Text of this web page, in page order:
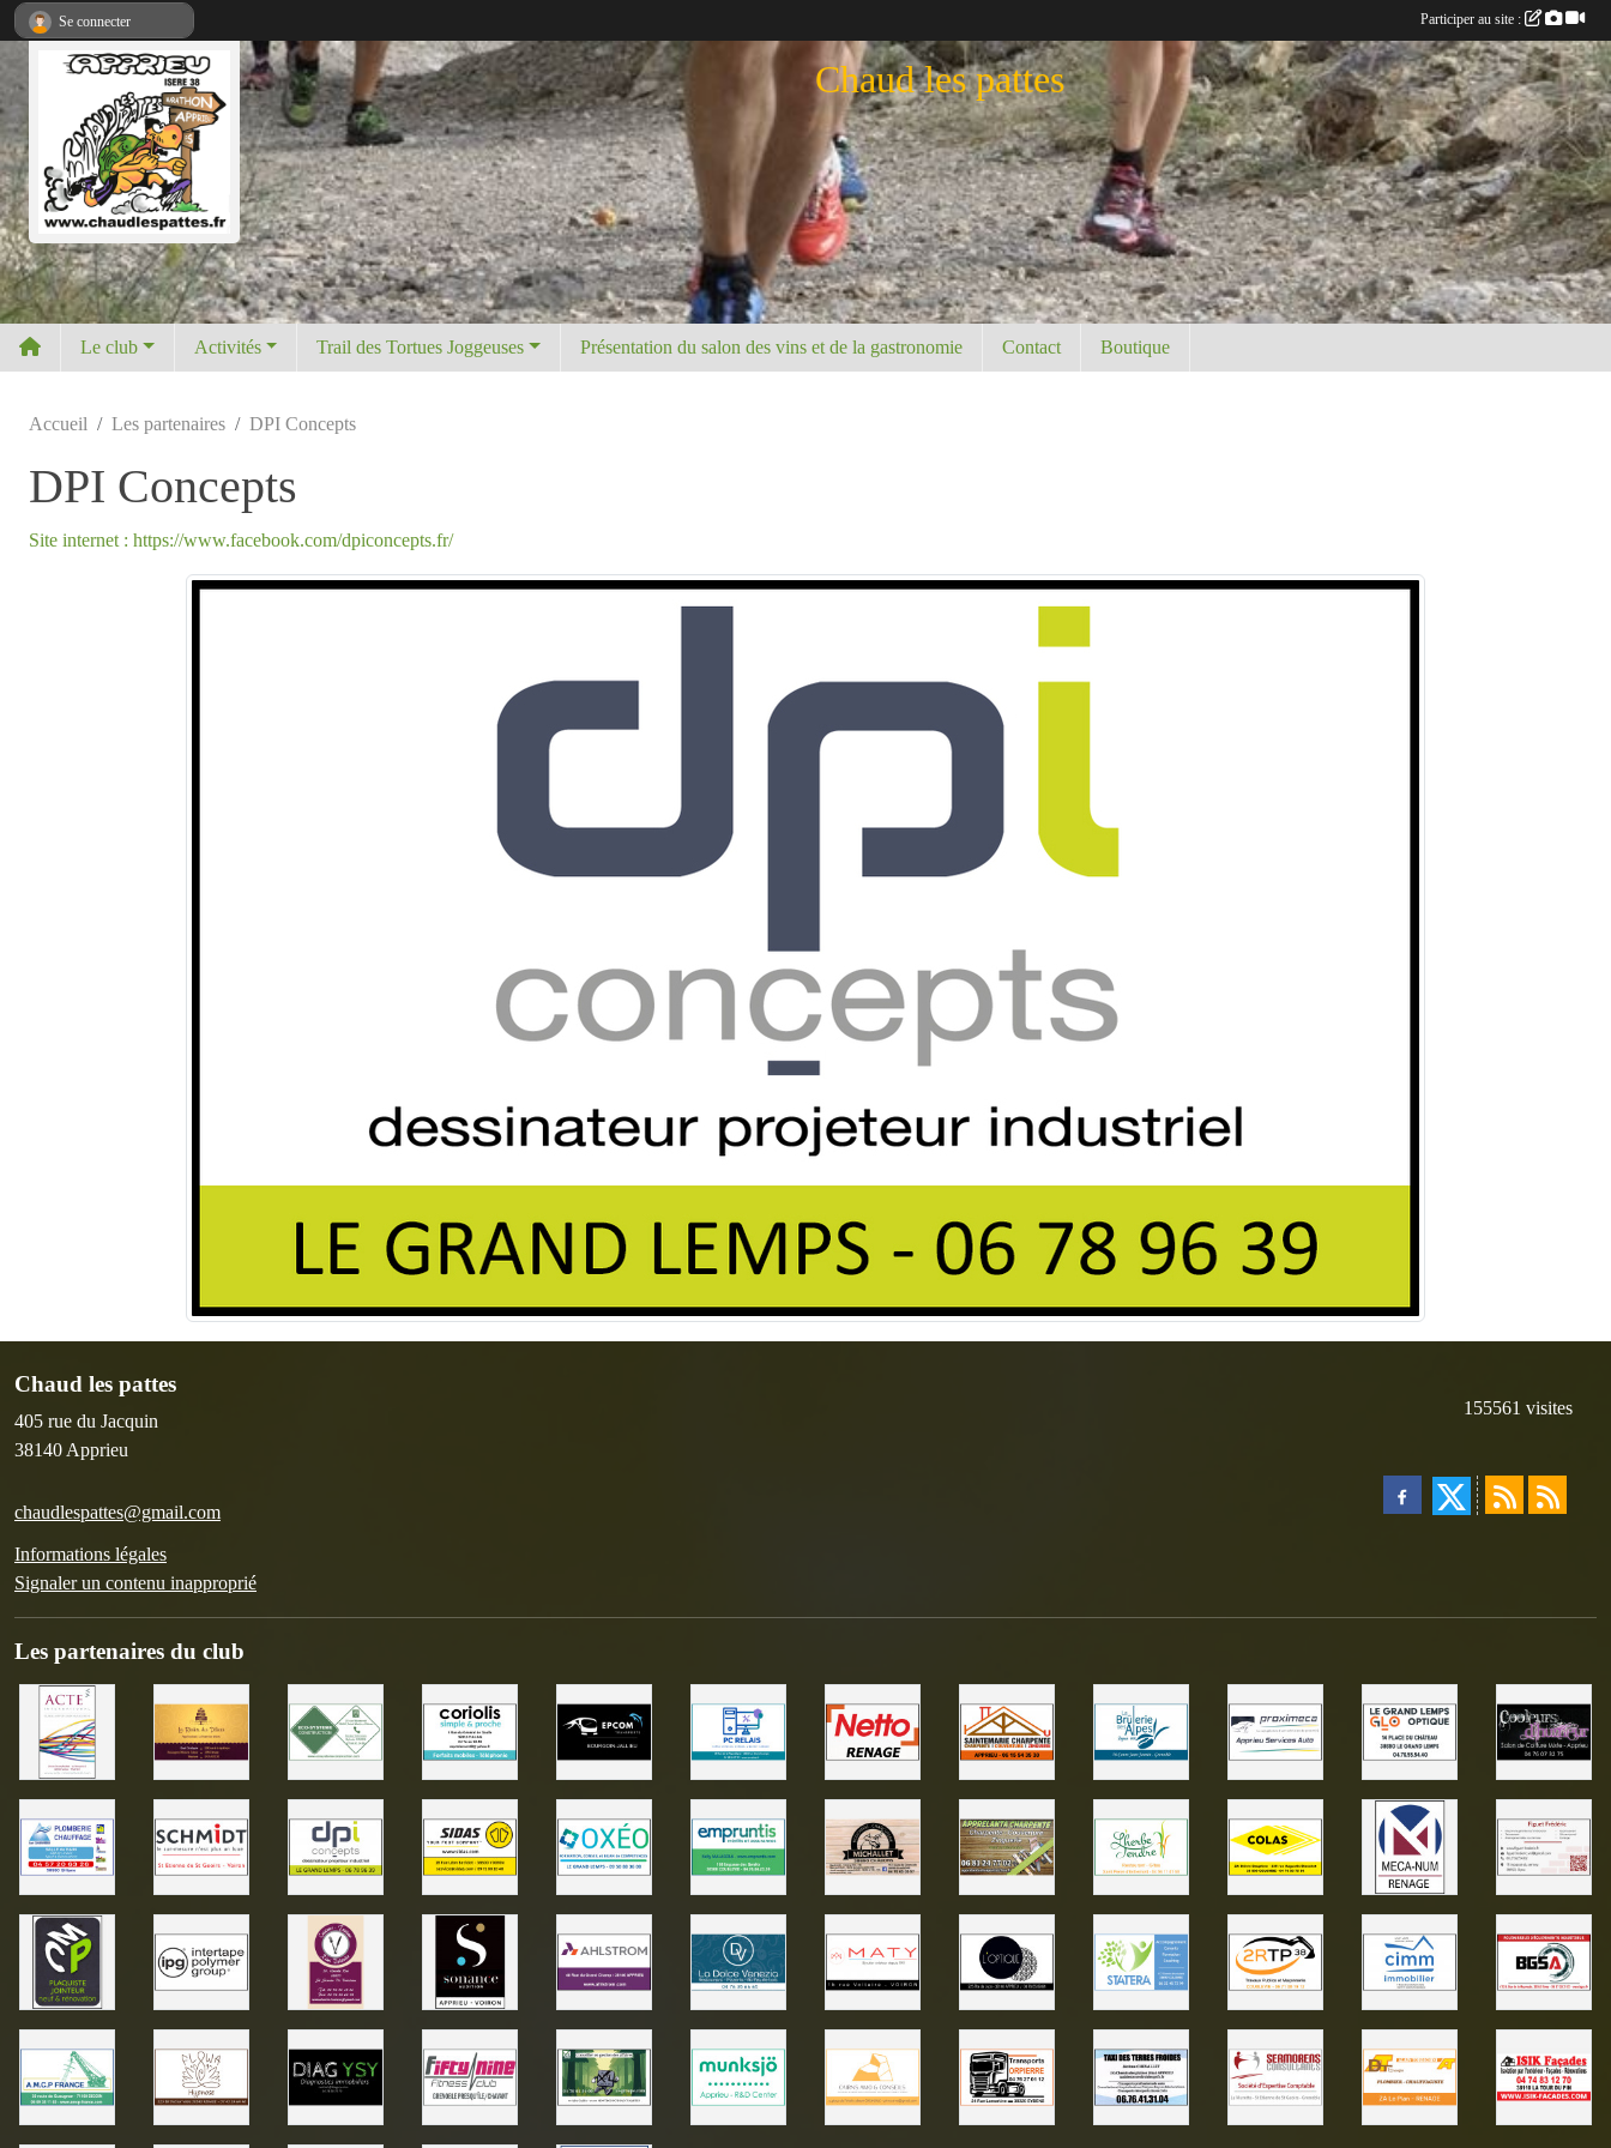
Chaud les pattes
Le club Activités Trail des Tortues Joggeuses Présentation du salon des vins et de la gastronomie Contact Boutique
Accueil Les partenaires DPI Concepts
DPI Concepts
Site internet : https://www.facebook.com/dpiconcepts.fr/
Chaud les pattes
405 rue du Jacquin
38140 Apprieu
chaudlespattes@gmail.com
Informations légales
Signaler un contenu inapproprié
155561 visites
Les partenaires du club
Se connecter Participer au site :
Panneau de gestion des cookies